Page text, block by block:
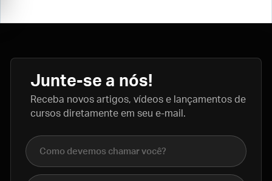
Junte-se a nós!
Receba novos artigos, vídeos e lançamentos de
cursos diretamente em seu e-mail.
Nome completo